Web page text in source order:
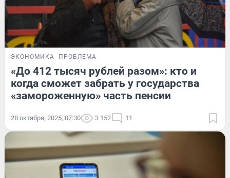
ЭКОНОМИКА ПРОБЛЕМА
«До 412 тысяч рублей разом»: кто и
когда сможет забрать у государства
«замороженную» часть пенсии
28 октября, 2025, 07:30 3 152 11